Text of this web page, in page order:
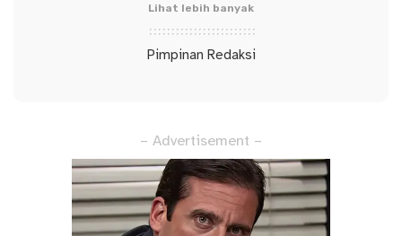
Lihat lebih banyak
Pimpinan Redaksi
– Advertisement –